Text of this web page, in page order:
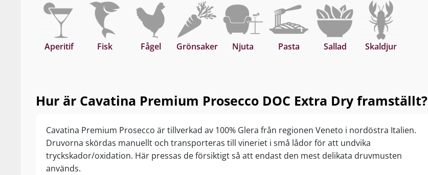
Aperitif Fisk Fågel Grönsaker Njuta Pasta Sallad Skaldjur
Hur är Cavatina Premium Prosecco DOC Extra Dry framställt?
Cavatina Premium Prosecco är tillverkad av 100% Glera från regionen Veneto i nordöstra Italien.
Druvorna skördas manuellt och transporteras till vineriet i små lådor för att undvika
tryckskador/oxidation. Här pressas de försiktigt så att endast den mest delikata druvmusten
används.